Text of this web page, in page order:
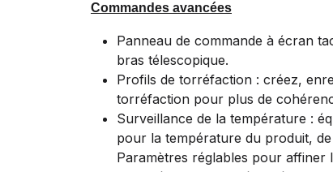
Commandes avancées
Panneau de commande à écran
bras télescopique.
Profils de torréfaction : créez,
torréfaction pour plus de
Surveillance de la température :
pour la température du produit, de
Paramètres réglables pour affiner